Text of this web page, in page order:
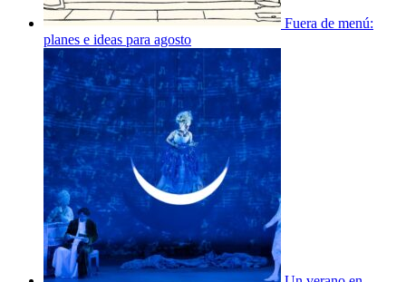
Fuera de menú:
planes e ideas para agosto